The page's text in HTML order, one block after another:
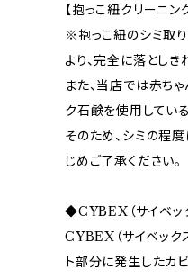
【抱っこ紐クリーニン
※抱っこ紐のシミ取
より、完全に落とし
また、当店では赤ち
ク石鹸を使用してい
そのため、シミの程
じめご了承ください。
◆CYBEX（サイベッ
CYBEX（サイベック
ト部分に発生したカ